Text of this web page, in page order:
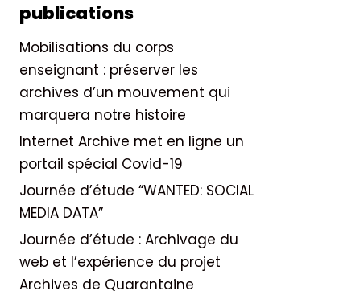
publications
Mobilisations du corps
enseignant : préserver les
archives d’un mouvement qui
marquera notre histoire
Internet Archive met en ligne un
portail spécial Covid-19
Journée d’étude “WANTED: SOCIAL
MEDIA DATA”
Journée d’étude : Archivage du
web et l’expérience du projet
Archives de Quarantaine